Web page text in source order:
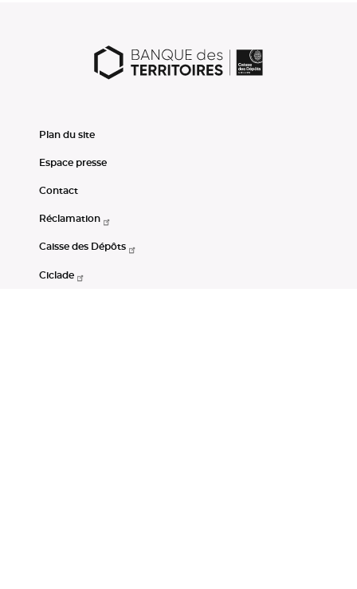
Plan du site
Espace presse
Contact
Réclamation
Caisse des Dépôts
Ciclade